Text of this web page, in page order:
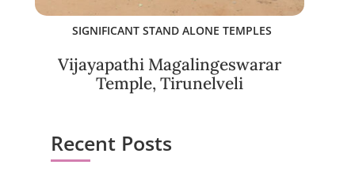
SIGNIFICANT STAND ALONE TEMPLES
Vijayapathi Magalingeswarar
Temple, Tirunelveli
Recent Posts